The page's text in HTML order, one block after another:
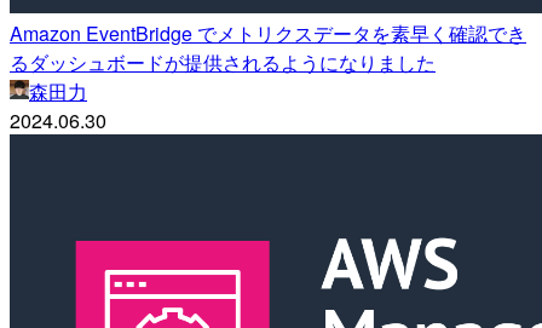
Amazon EventBridge でメトリクスデータを素早く確認でき
るダッシュボードが提供されるようになりました
森田力
2024.06.30